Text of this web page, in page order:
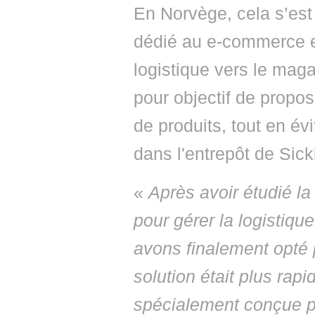
En Norvège, cela
dédié au e-commerce
logistique vers le
pour objectif de
de produits, tout en
dans l'entrepôt de
«Après avoir étudié
pour gérer la
avons finalement
solution était plus
spécialement conçue